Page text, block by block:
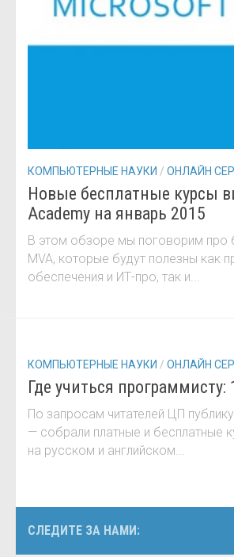
КОМПЬЮТЕРНЫЕ НАУКИ / ОНЛАЙН
Новые бесплатные курсы
Academy на январь 2015
В этом обзоре мы поговорим про
MVA, которые будут полезны
обеспечения и ИТ-про, так и...
КОМПЬЮТЕРНЫЕ НАУКИ / ОНЛАЙН
Где учиться
По запросам читателей ЦП
— собрали платные и бесплатные
на русском и английском...
СЛЕДИТЕ ЗА НАМИ: